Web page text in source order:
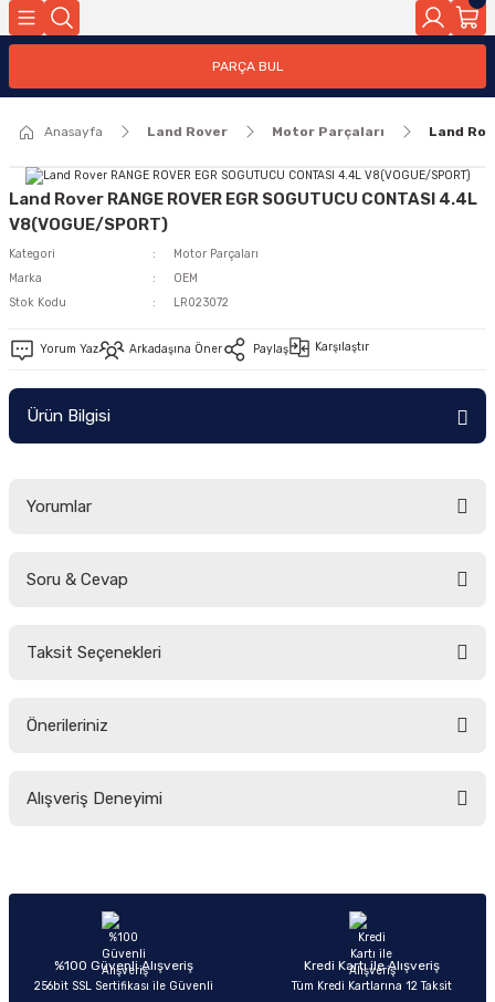
PARÇA BUL
Anasayfa Land Rover Motor Parçaları Land
Land Rover RANGE ROVER EGR SOGUTUCU CONTASI 4.4L
V8(VOGUE/SPORT)
Kategori
Motor Parçaları
Marka
OEM
Stok Kodu
LR023072
Yorum Yaz Arkadaşına Öner Paylaş Karşılaştır
Ürün Bilgisi
Yorumlar
Soru & Cevap
Taksit Seçenekleri
Önerileriniz
yetersiz gördüğünüz noktaları öneri formunu kullanarak tarafımıza
Ürün açıklamasında eksik bilgiler bulunuyor.
Ürün bilgilerinde hatalar bulunuyor.
Ürün fiyatı diğer sitelerden daha pahalı.
Alışveriş Deneyimi
Sitemize ilk yorumu siz yapın!
%100 Güvenli Alışveriş
256bit SSL Sertifikası ile Güvenli
Kredi Kartı ile Alışveriş
Tüm Kredi Kartlarına 12 Taksit